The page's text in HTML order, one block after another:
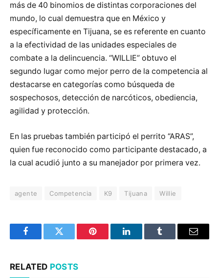
más de 40 binomios de distintas corporaciones del
mundo, lo cual demuestra que en México y
específicamente en Tijuana, se es referente en cuanto
a la efectividad de las unidades especiales de
combate a la delincuencia. “WILLIE” obtuvo el
segundo lugar como mejor perro de la competencia al
destacarse en categorías como búsqueda de
sospechosos, detección de narcóticos, obediencia,
agilidad y protección.
En las pruebas también participó el perrito “ARAS”,
quien fue reconocido como participante destacado, a
la cual acudió junto a su manejador por primera vez.
agente Competencia K9 Tijuana Willie
FacebookTwitter Pinterest LinkedInTumblr Email
RELATED POSTS